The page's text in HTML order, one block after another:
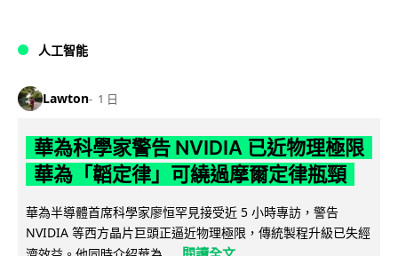
人工智能
Lawton 1 日
華為科學家警告 NVIDIA 已近物理極限
華為「韜定律」可繞過摩爾定律瓶頸
華為半導體首席科學家廖恒罕見接受近 5 小時專訪，警告
NVIDIA 等西方晶片巨頭正逼近物理極限，傳統製程升級已失經